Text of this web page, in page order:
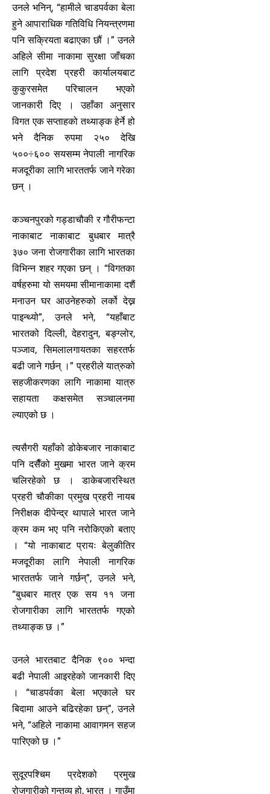
उनले भनिन्, “हामीले चाडपर्वका बेला
हुने आपाराधिक गतिविधि नियन्त्रणमा
पनि सक्रियता बढाएका छौं ।” उनले
अहिले सीमा नाकामा सुरक्षा जाँचका
लागि प्रदेश प्रहरी कार्यालयबाट
कुकुरसमेत परिचालन भएको
जानकारी दिए । उहाँका अनुसार
विगत एक सप्ताहको तथ्याङ्क हेर्ने हो
भने दैनिक रुपमा २५० देखि
५००÷६०० सयसम्म नेपाली नागरिक
मजदूरीका लागि भारततर्फ जाने गरेका
छन् ।
कञ्चनपुरको गड्डाचौकी र गौरीफन्टा
नाकाबाट नाकाबाट बुधबार मात्रै
३७० जना रोजगारीका लागि भारतका
विभिन्न शहर गएका छन् । “विगतका
वर्षहरुमा यो समयमा सीमानाकामा दशैं
मनाउन घर आउनेहरुको लर्को देख्न
पाइन्थ्यो”, उनले भने, “यहाँबाट
भारतको दिल्ली, देहरादुन, बङ्ग्लोर,
पञ्जाव, सिमलालगायतका सहरतर्फ
बढी जाने गर्छन् ।” प्रहरीले यात्रुको
सहजीकरणका लागि नाकामा यात्रु
सहायता कक्षसमेत सञ्चालनमा
ल्याएको छ ।
त्यसैगरी यहाँको डोकेबजार नाकाबाट
पनि दसैँको मुखमा भारत जाने क्रम
चलिरहेको छ । डाकेबजारस्थित
प्रहरी चौकीका प्रमुख प्रहरी नायब
निरीक्षक दीपेन्द्र थापाले भारत जाने
क्रम कम भए पनि नरोकिएको बताए
। “यो नाकाबाट प्रायः बेलुकीतिर
मजदूरीका लागि नेपाली नागरिक
भारततर्फ जाने गर्छन्”, उनले भने,
“बुधबार मात्र एक सय ११ जना
रोजगारीका लागि भारततर्फ गएको
तथ्याङ्क छ ।”
उनले भारतबाट दैनिक ९०० भन्दा
बढी नेपाली आइरहेको जानकारी दिए
। “चाडपर्वका बेला भएकाले घर
बिदामा आउने बढिरहेका छन्”, उनले
भने, “अहिले नाकामा आवागमन सहज
पारिएको छ ।”
सुदूरपश्चिम प्रदेशको प्रमुख
रोजगारीको गन्तव्य हो, भारत । गाउँमा